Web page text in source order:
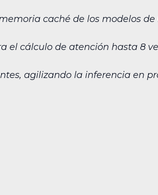
caché de los modelos de
el cálculo de atención hasta 8
agilizando la inferencia en